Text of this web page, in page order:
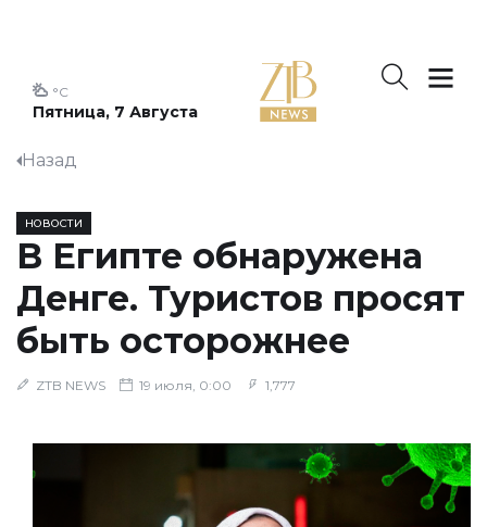
Пятница, 7 Августа
°C
Назад
НОВОСТИ
В Египте обнаружена
Денге. Туристов просят
быть осторожнее
ZTB NEWS 19 июля, 0:00 1,777